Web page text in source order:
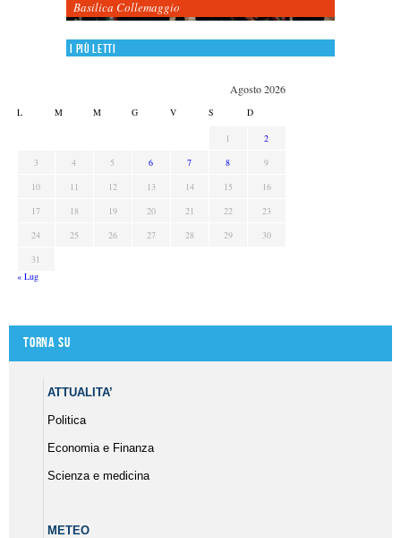
Basilica Collemaggio
I più letti
Agosto 2026
L M M G V S D
1
2
3
4 5 6 7 8
9
10
11 12 13 14 15
16
17
18 19 20 21 22
23
24
25 26 27 28 29
30
31
« Lug
Torna su
ATTUALITA’
Politica
Economia e Finanza
Scienza e medicina
METEO